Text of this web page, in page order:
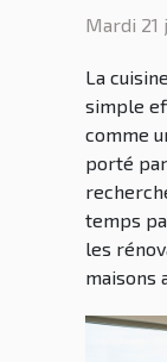
Mardi 21
La
simple
comme
porté
temps
les
maisons